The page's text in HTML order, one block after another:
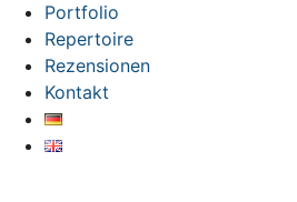
Portfolio
Repertoire
Rezensionen
Kontakt